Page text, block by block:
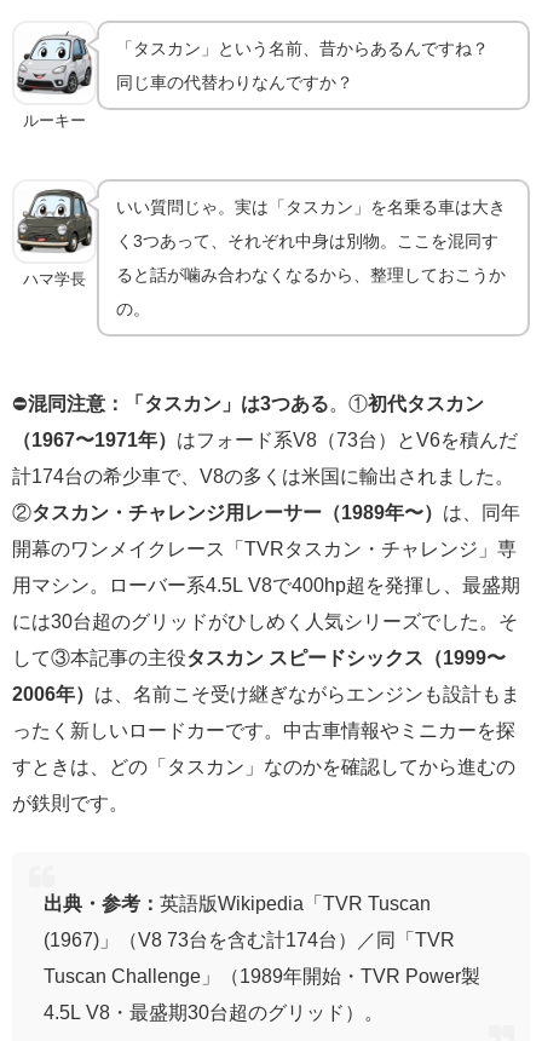
ルーキー
「タスカン」という名前、昔からあるんですね？
同じ車の代替わりなんですか？
ハマ学長
いい質問じゃ。実は「タスカン」を名乗る車は大き
く3つあって、それぞれ中身は別物。ここを混同す
ると話が噛み合わなくなるから、整理しておこうか
の。
⛔混同注意：「タスカン」は3つある 。①初代タスカン
（1967〜1971年） はフォード系V8（73台）とV6を積んだ
計174台の希少車で、V8の多くは米国に輸出されました。
②タスカン・チャレンジ用レーサー（1989年〜） は、同年
開幕のワンメイクレース「TVRタスカン・チャレンジ」専
用マシン。ローバー系4.5L V8で400hp超を発揮し、最盛期
には30台超のグリッドがひしめく人気シリーズでした。そ
して③本記事の主役タスカン スピードシックス（1999〜
2006年） は、名前こそ受け継ぎながらエンジンも設計もま
ったく新しいロードカーです。中古車情報やミニカーを探
すときは、どの「タスカン」なのかを確認してから進むの
が鉄則です。
出典・参考： 英語版Wikipedia「TVR Tuscan
(1967)」（V8 73台を含む計174台）／同「TVR
Tuscan Challenge」（1989年開始・TVR Power製
4.5L V8・最盛期30台超のグリッド）。